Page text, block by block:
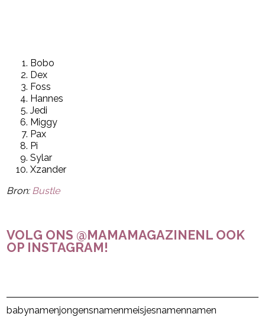
Bobo
Dex
Foss
Hannes
Jedi
Miggy
Pax
Pi
Sylar
Xzander
Bron: Bustle
VOLG ONS @MAMAMAGAZINENL OOK
OP INSTAGRAM!
babynamenjongensnamenmeisjesnamennamen